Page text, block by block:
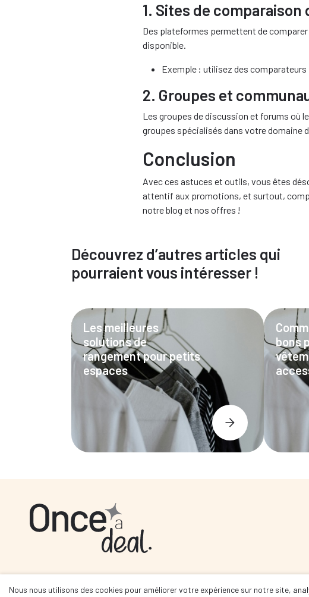
1. Sites de comparaison
Des plateformes permettent de
disponible.
Exemple : utilisez des
2. Groupes et
Les groupes de discussion et forums où
groupes spécialisés dans votre domaine
Conclusion
Avec ces astuces et outils, vous êtes
attentif aux promotions, et surtout,
notre blog et nos offres !
Découvrez d’autres articles qui
pourraient vous intéresser !
Les meilleures
solutions de
rangement pour petits
espaces
bons
Nous nous utilisons des cookies pour améliorer votre expérience sur notre site,